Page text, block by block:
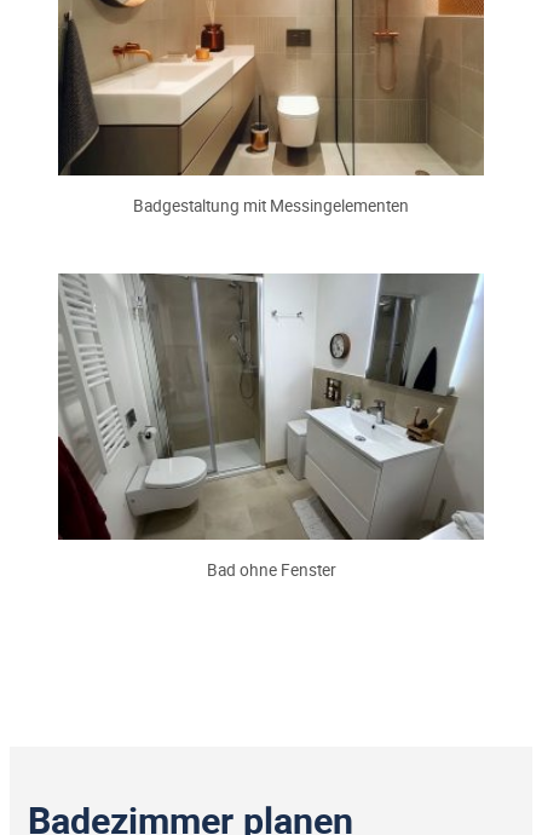
Badgestaltung mit Messingelementen
Bad ohne Fenster
Badezimmer planen